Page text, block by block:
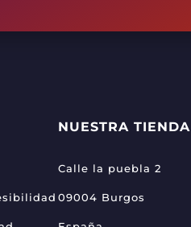
NUESTRA TIENDA
Calle la puebla 2
09004 Burgos